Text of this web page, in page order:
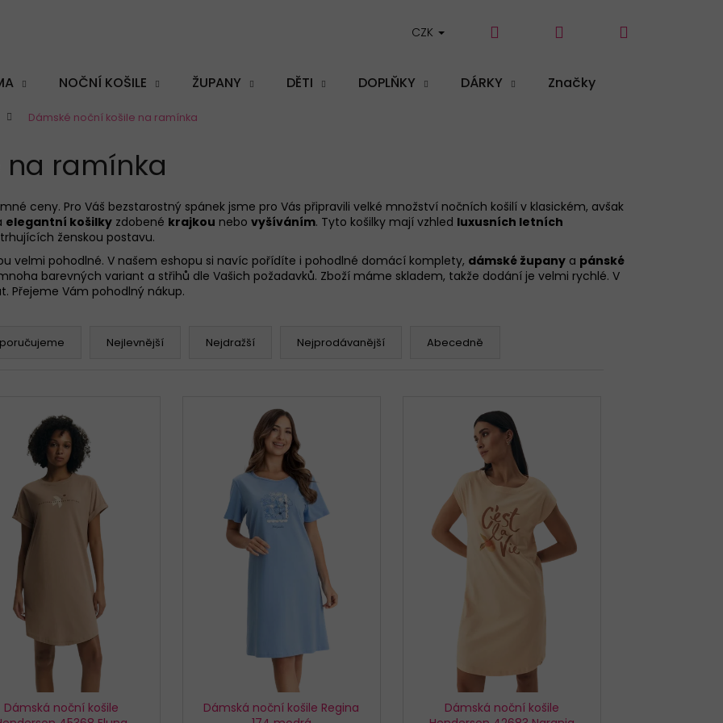
NOČNÍ KOŠILE ŽUPANY DĚTI DOPLŇKY DÁRKY Značky
CZK Přihlášení
Dámské noční košile na ramínka
na ramínka
ceny. Pro Váš bezstarostný spánek jsme pro Vás připravili velké množství nočních košilí v klasickém, avšak
elegantní košilky zdobené krajkou nebo vyšíváním. Tyto košilky mají vzhled luxusních letních
ženskou postavu.
velmi pohodlné. V našem eshopu si navíc pořídíte i pohodlné domácí komplety, dámské župany a pánské
barevných variant a střihů dle Vašich požadavků. Zboží máme skladem, takže dodání je velmi rychlé. V
Přejeme Vám pohodlný nákup.
Nejlevnější Nejdražší Nejprodávanější Abecedně
Dámská noční košile
Dámská noční košile Regina
Dámská noční košile
Co potřebujete najít?
HLEDAT
Doporučujeme
KALHOTKY BAVLNĚNÉ 3679 LOVELYGIRL
179 Kč
KALHOTKY JULIMEX SIMPLE BÉŽOVÉ
199 Kč